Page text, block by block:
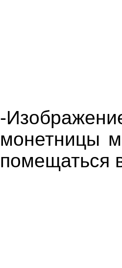
-
монетницы
помещаться